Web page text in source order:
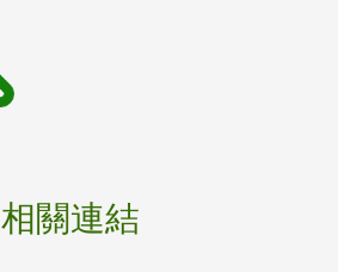
相關連結